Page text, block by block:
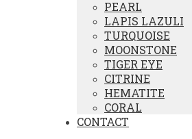
PEARL
LAPIS LAZULI
TURQUOISE
MOONSTONE
TIGER EYE
CITRINE
HEMATITE
CORAL
CONTACT